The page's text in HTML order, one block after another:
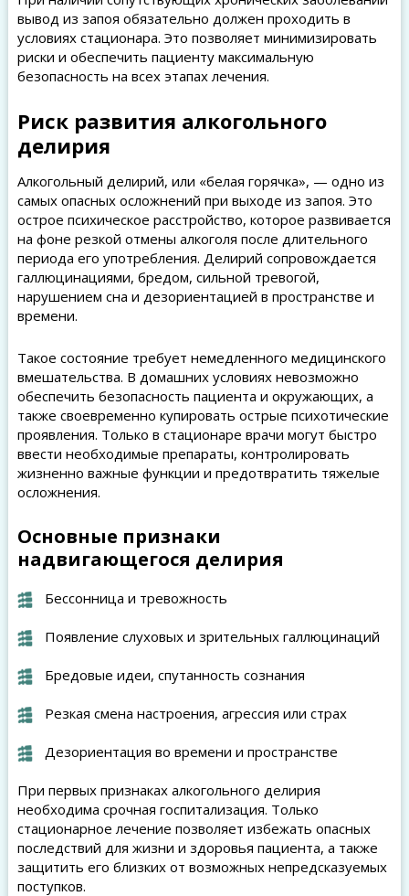
вывод из запоя обязательно должен проходить в
условиях стационара. Это позволяет минимизировать
риски и обеспечить пациенту максимальную
безопасность на всех этапах лечения.
Риск развития алкогольного
делирия
Алкогольный делирий, или «белая горячка», — одно из
самых опасных осложнений при выходе из запоя. Это
острое психическое расстройство, которое развивается
на фоне резкой отмены алкоголя после длительного
периода его употребления. Делирий сопровождается
галлюцинациями, бредом, сильной тревогой,
нарушением сна и дезориентацией в пространстве и
времени.
Такое состояние требует немедленного медицинского
вмешательства. В домашних условиях невозможно
обеспечить безопасность пациента и окружающих, а
также своевременно купировать острые психотические
проявления. Только в стационаре врачи могут быстро
ввести необходимые препараты, контролировать
жизненно важные функции и предотвратить тяжелые
осложнения.
Основные признаки
надвигающегося делирия
Бессонница и тревожность
Появление слуховых и зрительных галлюцинаций
Бредовые идеи, спутанность сознания
Резкая смена настроения, агрессия или страх
Дезориентация во времени и пространстве
При первых признаках алкогольного делирия
необходима срочная госпитализация. Только
стационарное лечение позволяет избежать опасных
последствий для жизни и здоровья пациента, а также
защитить его близких от возможных непредсказуемых
поступков.